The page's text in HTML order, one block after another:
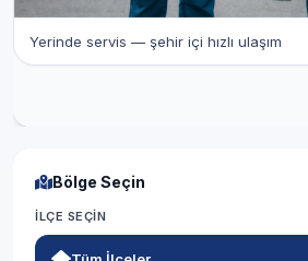
Yerinde servis — şehir içi hızlı ulaşım
Bölge Seçin
İLÇE SEÇIN